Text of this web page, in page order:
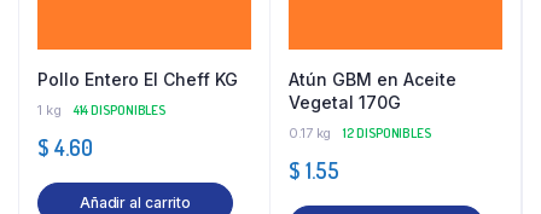
Pollo Entero El Cheff KG
1 kg 414 DISPONIBLES
$ 4.60
Añadir al carrito
Atún GBM en Aceite
Vegetal 170G
0.17 kg 12 DISPONIBLES
$ 1.55